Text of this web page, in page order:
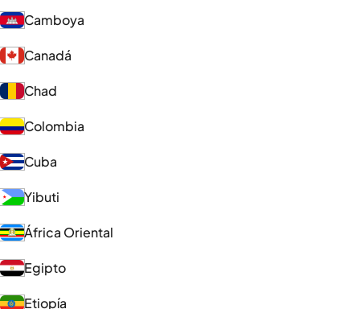
Camboya
Canadá
Chad
Colombia
Cuba
Yibuti
África Oriental
Egipto
Etiopía